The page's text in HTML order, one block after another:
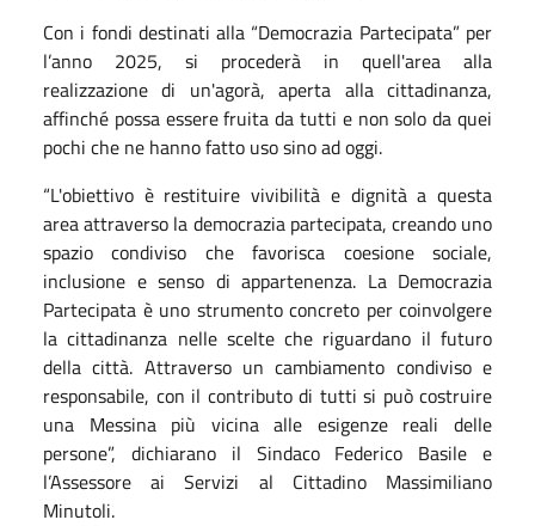
Con i fondi destinati alla “Democrazia Partecipata” per
l’anno 2025, si procederà in quell'area alla
realizzazione di un'agorà, aperta alla cittadinanza,
affinché possa essere fruita da tutti e non solo da quei
pochi che ne hanno fatto uso sino ad oggi.
“L'obiettivo è restituire vivibilità e dignità a questa
area attraverso la democrazia partecipata, creando uno
spazio condiviso che favorisca coesione sociale,
inclusione e senso di appartenenza. La Democrazia
Partecipata è uno strumento concreto per coinvolgere
la cittadinanza nelle scelte che riguardano il futuro
della città. Attraverso un cambiamento condiviso e
responsabile, con il contributo di tutti si può costruire
una Messina più vicina alle esigenze reali delle
persone”, dichiarano il Sindaco Federico Basile e
l’Assessore ai Servizi al Cittadino Massimiliano
Minutoli.